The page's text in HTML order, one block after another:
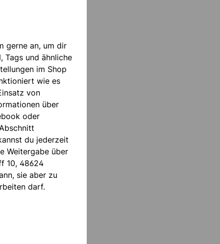
gerne an, um dir
Tags und ähnliche
im Shop
wie es
von
über
oder
du jederzeit
Weitergabe über
10, 48624
sie aber zu
darf.